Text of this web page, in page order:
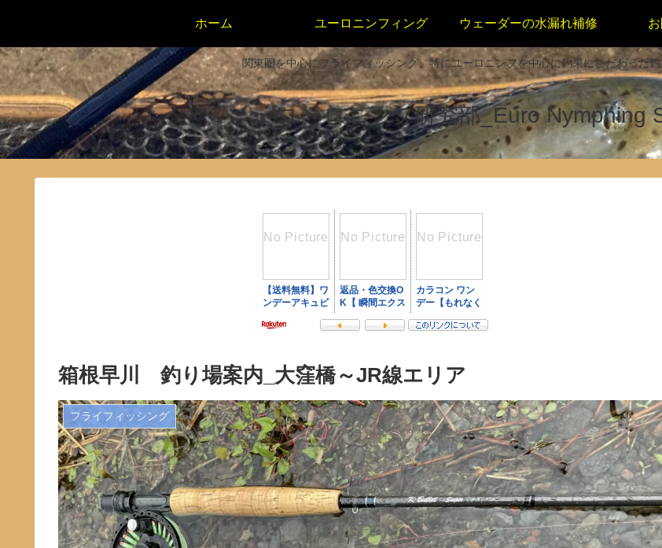
関東圏を中心にフライフィッシング、特にユーロニンフを中心に釣果にこだわった
ユーロニンフ研究部_Euro Nymphing
ホーム ユーロニンフィング ウェーダーの水漏れ補修
箱根早川 釣り場案内_大窪橋～JR線エリア
フライフィッシング